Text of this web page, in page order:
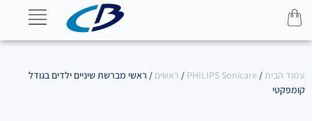
עמוד הבית/
PHILIPS Sonicare
/ ראשים / ראשי מברשת שיניים ילדים בגודל
קומפקטי